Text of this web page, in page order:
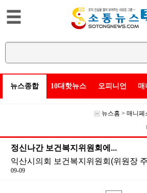
뉴스종합 10대핫뉴스 오피니언 매
뉴스홈 > 매니페
정신나간 보건복지위원회에...
익산시의회 보건복지위원회(위원장
09-09